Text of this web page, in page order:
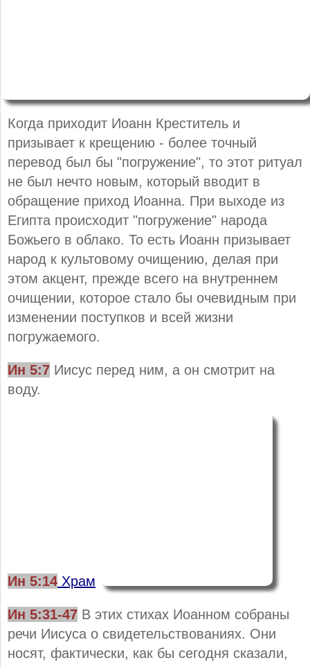
Когда приходит Иоанн Креститель и
призывает к крещению - более точный
перевод был бы "погружение", то этот ритуал
не был нечто новым, который вводит в
обращение приход Иоанна. При выходе из
Египта происходит "погружение" народа
Божьего в облако. То есть Иоанн призывает
народ к культовому очищению, делая при
этом акцент, прежде всего на внутреннем
очищении, которое стало бы очевидным при
изменении поступков и всей жизни
погружаемого.
Ин 5:7 Иисус перед ним, а он смотрит на
воду.
Ин 5:14 Храм
Ин 5:31-47 В этих стихах Иоанном собраны
речи Иисуса о свидетельствованиях. Они
носят, фактически, как бы сегодня сказали,